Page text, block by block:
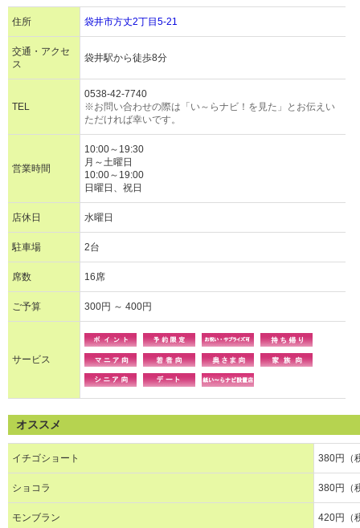
住所 袋井市方丈2丁目5-21
交通・アクセ
ス
袋井駅から徒歩8分
TEL
0538-42-7740
※お問い合わせの際は「い～らナビ！を見た」とお伝えい
ただければ幸いです。
営業時間
10:00～19:30
月～土曜日
10:00～19:00
日曜日、祝日
店休日 水曜日
駐車場 2台
席数 16席
ご予算 300円 ～ 400円
サービス
オススメ
イチゴショート 380円（
ショコラ 380円（
モンブラン 420円（